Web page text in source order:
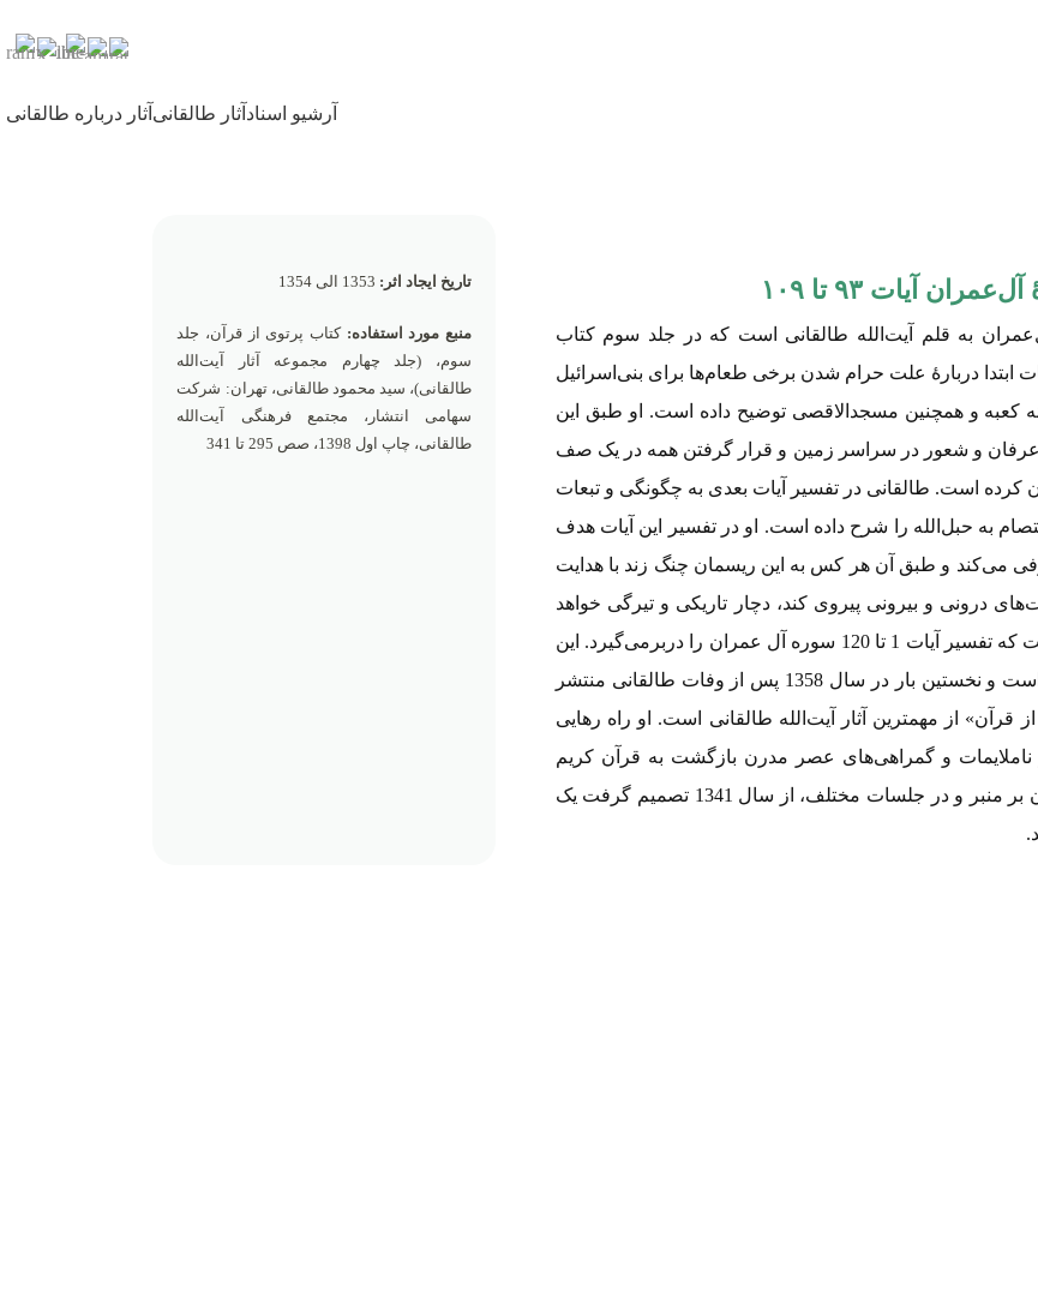
آرشیو اسناد آثار طالقانی آثار درباره طالقانی
آیات ۹۳ تا ۱۰۹
آیات 93 تا 109 سورۀ آل‌عمران به قلم آیت‌الله طالقانی است که در جلد سوم کتاب
ابتدا دربارۀ علت حرام شدن برخی طعام‌ها برای بنی‌اسرائیل
و همچنین مسجدالاقصی توضیح داده است. او طبق این
و شعور در سراسر زمین و قرار گرفتن همه در یک صف
کرده است. طالقانی در تفسیر آیات بعدی به چگونگی و تبعات
به حبل‌الله را شرح داده است. او در تفسیر این آیات هدف
می‌کند و طبق آن هر کس به این ریسمان چنگ زند با هدایت
درونی و بیرونی پیروی کند، دچار تاریکی و تیرگی خواهد
شد. اثر حاضر، جلد سوم این مجموعۀ شش جلدی است که تفسیر آیات 1 تا 120 سوره آل عمران را دربرمی‌گیرد. این
کتاب در فاصله سال‌های 1353 تا 1354 نگارش یافته است و نخستین بار در سال 1358 پس از وفات طالقانی منتشر
از مهمترین آثار آیت‌الله طالقانی است. او راه رهایی
ناملایمات و گمراهی‌های عصر مدرن بازگشت به قرآن کریم
می‌دانست. بنابراین پس از سال‌ها تفسیر شفاهی قرآن بر منبر و در جلسات مختلف، از سال 1341 تصمیم گرفت یک
تاریخ ایجاد اثر: 1353 الی 1354
منبع مورد استفاده: کتاب پرتوی از قرآن، جلد
سوم، (جلد چهارم مجموعه آثار آیت‌الله
طالقانی)، سید محمود طالقانی، تهران: شرکت
سهامی انتشار، مجتمع فرهنگی آیت‌الله
طالقانی، چاپ اول 1398، صص 295 تا 341